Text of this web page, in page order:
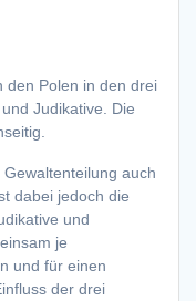
den Polen in den drei
Judikative. Die
auch
dabei jedoch die
und
je
und für einen
der drei